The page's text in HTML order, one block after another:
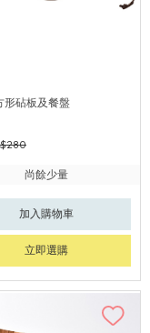
形砧板及餐盤
$280
尚餘少量
加入購物車
立即選購